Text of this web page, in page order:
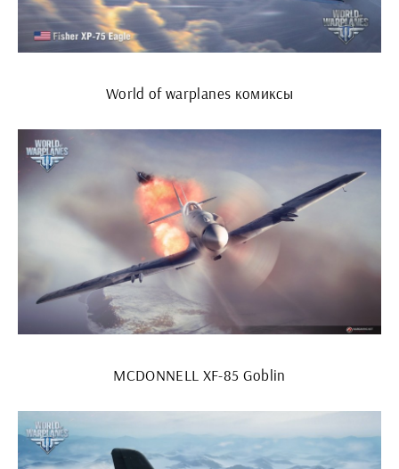
World of warplanes комиксы
MCDONNELL XF-85 Goblin